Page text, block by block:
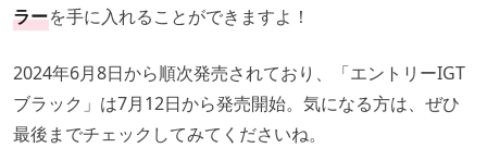
ラーを手に入れることができますよ！
2024年6月8日から順次発売されており、「エントリーIGT
ブラック」は7月12日から発売開始。気になる方は、ぜひ
最後までチェックしてみてくださいね。